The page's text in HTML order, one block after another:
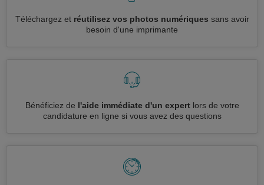
Téléchargez et réutilisez vos photos numériques sans avoir
besoin d'une imprimante
Bénéficiez de l'aide immédiate d'un expertlors de votre
candidature en ligne si vous avez des questions